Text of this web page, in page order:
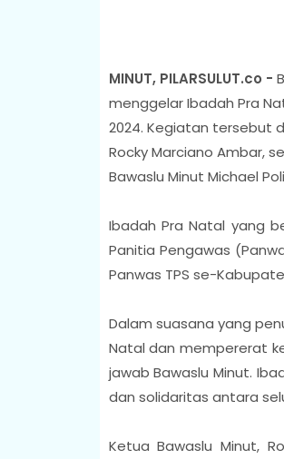
MINUT, PILARSULUT.co -
menggelar Ibadah Pra
2024. Kegiatan tersebut
Rocky Marciano Ambar,
Bawaslu Minut Michael
Ibadah Pra Natal yang
Panitia Pengawas
Panwas TPS se-
Dalam suasana yang
Natal dan mempererat
jawab Bawaslu Minut.
dan solidaritas antara
Ketua Bawaslu Minut,